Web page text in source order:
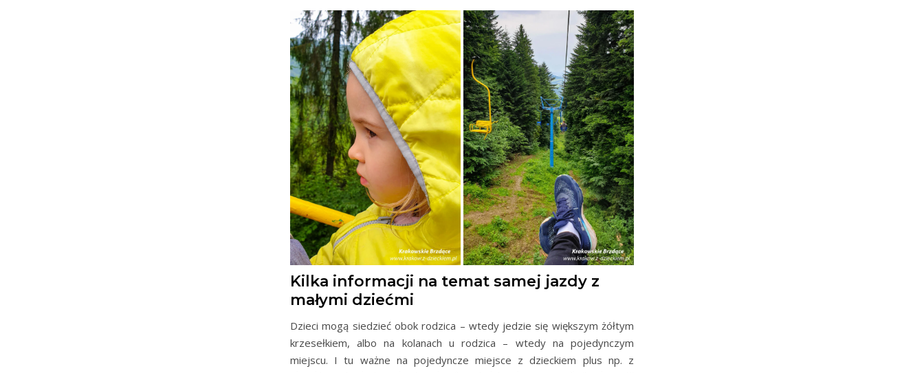
Kilka informacji na temat samej jazdy z
małymi dziećmi
Dzieci mogą siedzieć obok rodzica – wtedy jedzie się większym żółtym
krzesełkiem, albo na kolanach u rodzica – wtedy na pojedynczym
miejscu. I tu ważne na pojedyncze miejsce z dzieckiem plus np. z